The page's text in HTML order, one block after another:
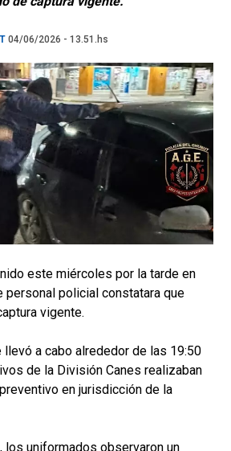
04/06/2026 - 13.51.hs
este miércoles por la tarde en
personal policial constatara que
vigente.
llevó a cabo alrededor de las 19:50
de la División Canes realizaban
en jurisdicción de la
los uniformados observaron un